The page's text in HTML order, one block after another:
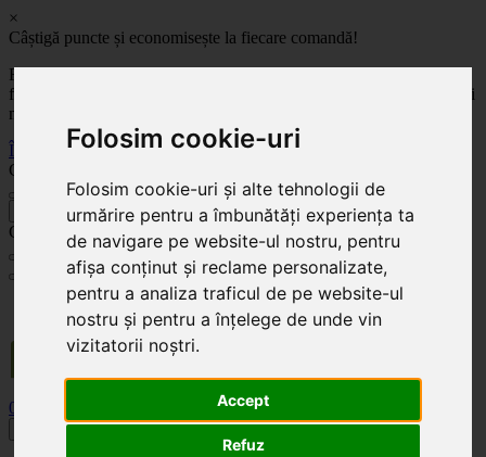
Folosim cookie-uri
Folosim cookie-uri și alte tehnologii de
urmărire pentru a îmbunătăți experiența ta
de navigare pe website-ul nostru, pentru
afișa conținut și reclame personalizate,
pentru a analiza traficul de pe website-ul
nostru și pentru a înțelege de unde vin
vizitatorii noștri.
Accept
Refuz
×
Câștigă puncte și economisește la fiecare comandă!
Fă-ți cont pe site-ul nostru și câștigi puncte de fidelitate pentru
fiecare comandă! Cu cât comanzi mai mult, cu atât economisești mai
mult!
Înregistrează-te acum
Celoplast
Celoplast
Transportul este GRATUIT pentru comenzile mai mari de 350 Lei. Comanda minimă în
valoare de 100 Lei. Expediere în 1 - 2 zile lucrătoare.
0
Toggle navigation